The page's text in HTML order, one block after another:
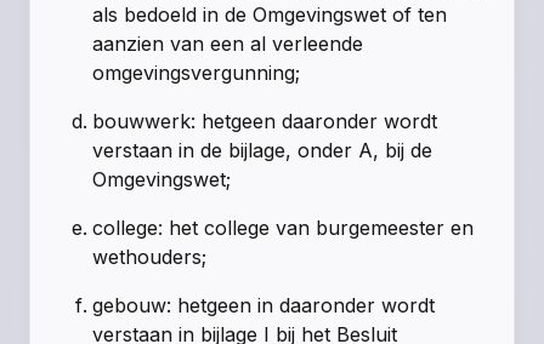
als bedoeld in de Omgevingswet of ten
aanzien van een al verleende
omgevingsvergunning;
bouwwerk: hetgeen daaronder wordt
verstaan in de bijlage, onder A, bij de
Omgevingswet;
college: het college van burgemeester en
wethouders;
gebouw: hetgeen in daaronder wordt
verstaan in bijlage I bij het Besluit